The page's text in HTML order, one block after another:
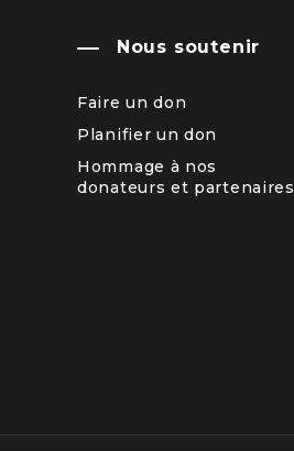
Nous soutenir
Faire un don
Planifier un don
Hommage à nos
donateurs et partenaires